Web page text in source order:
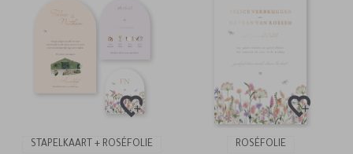
STAPELKAART + ROSÉFOLIE ROSÉFOLIE